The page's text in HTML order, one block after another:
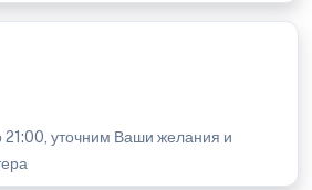
уточним Ваши желания и